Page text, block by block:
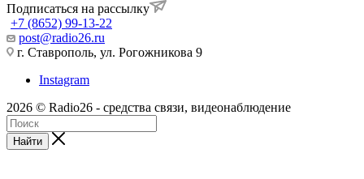
Подписаться на рассылку
+7 (8652) 99-13-22
post@radio26.ru
г. Ставрополь, ул. Рогожникова 9
Instagram
2026 © Radio26 - средства связи, видеонаблюдение
Найти